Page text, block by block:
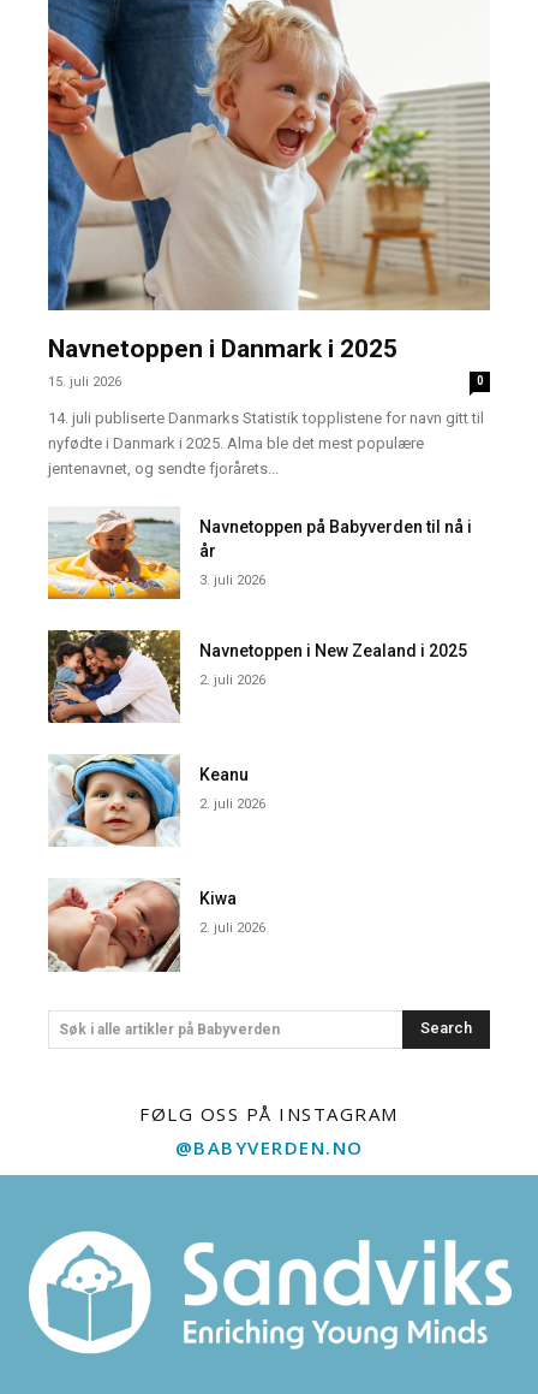
Navnetoppen i Danmark i 2025
15. juli 2026 0
14. juli publiserte Danmarks Statistik topplistene for navn gitt til
nyfødte i Danmark i 2025. Alma ble det mest populære
jentenavnet, og sendte fjorårets...
Navnetoppen på Babyverden til nå i
år
3. juli 2026
Navnetoppen i New Zealand i 2025
2. juli 2026
Keanu
2. juli 2026
Kiwa
2. juli 2026
Søk i alle artikler på Babyverden Search
FØLG OSS PÅ INSTAGRAM
@BABYVERDEN.NO